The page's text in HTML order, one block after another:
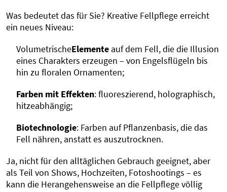
Was bedeutet das für Sie? Kreative Fellpflege erreicht
ein neues Niveau:
VolumetrischeElemente auf dem Fell, die die Illusion
eines Charakters erzeugen – von Engelsflügeln bis
hin zu floralen Ornamenten;
Farben mit Effekten: fluoreszierend, holographisch,
hitzeabhängig;
Biotechnologie: Farben auf Pflanzenbasis, die das
Fell nähren, anstatt es auszutrocknen.
Ja, nicht für den alltäglichen Gebrauch geeignet, aber
als Teil von Shows, Hochzeiten, Fotoshootings – es
kann die Herangehensweise an die Fellpflege völlig